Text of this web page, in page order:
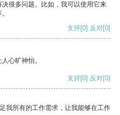
很多问题。比如，我可以使用它来
支持[0] 反对[0]
心旷神怡。
支持[0] 反对[0]
我所有的工作需求，让我能够在工作